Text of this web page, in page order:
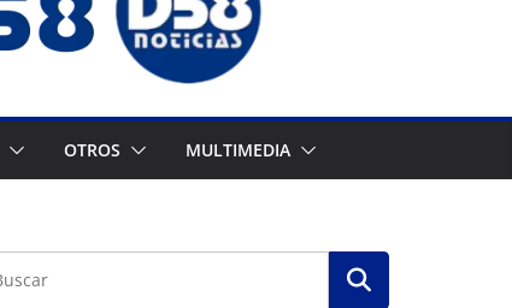
OTROS MULTIMEDIA